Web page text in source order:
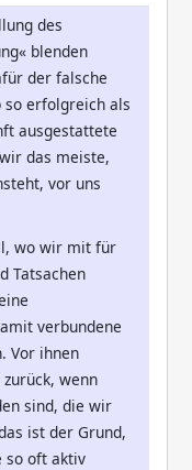
des
blenden
der falsche
so erfolgreich als
ausgestattete
das meiste,
vor uns
wo wir mit für
Tatsachen
verbundene
Vor ihnen
wenn
sind, die wir
ist der Grund,
so oft aktiv